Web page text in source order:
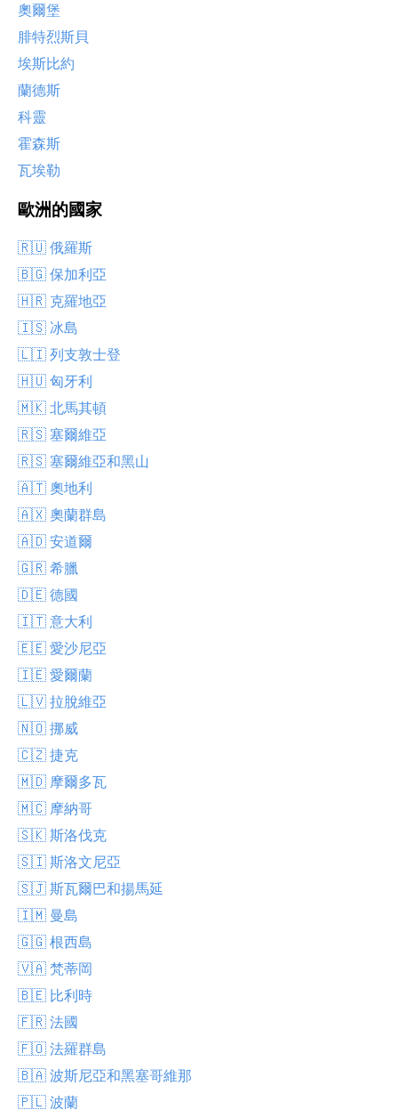
奧爾堡
腓特烈斯貝
埃斯比約
蘭德斯
科靈
霍森斯
瓦埃勒
歐洲的國家
🇷🇺 俄羅斯
🇧🇬 保加利亞
🇭🇷 克羅地亞
🇮🇸 冰島
🇱🇮 列支敦士登
🇭🇺 匈牙利
🇲🇰 北馬其頓
🇷🇸 塞爾維亞
🇷🇸 塞爾維亞和黑山
🇦🇹 奧地利
🇦🇽 奧蘭群島
🇦🇩 安道爾
🇬🇷 希臘
🇩🇪 德國
🇮🇹 意大利
🇪🇪 愛沙尼亞
🇮🇪 愛爾蘭
🇱🇻 拉脫維亞
🇳🇴 挪威
🇨🇿 捷克
🇲🇩 摩爾多瓦
🇲🇨 摩納哥
🇸🇰 斯洛伐克
🇸🇮 斯洛文尼亞
🇸🇯 斯瓦爾巴和揚馬延
🇮🇲 曼島
🇬🇬 根西島
🇻🇦 梵蒂岡
🇧🇪 比利時
🇫🇷 法國
🇫🇴 法羅群島
🇧🇦 波斯尼亞和黑塞哥維那
🇵🇱 波蘭